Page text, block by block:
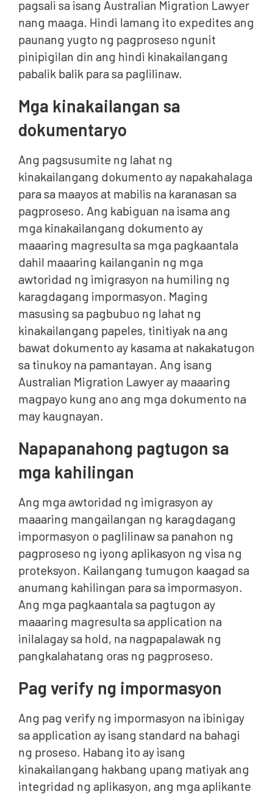
pagsali sa isang Australian Migration Lawyer
nang maaga. Hindi lamang ito expedites ang
paunang yugto ng pagproseso ngunit
pinipigilan din ang hindi kinakailangang
pabalik balik para sa paglilinaw.
Mga kinakailangan sa
dokumentaryo
Ang pagsusumite ng lahat ng
kinakailangang dokumento ay napakahalaga
para sa maayos at mabilis na karanasan sa
pagproseso. Ang kabiguan na isama ang
mga kinakailangang dokumento ay
maaaring magresulta sa mga pagkaantala
dahil maaaring kailanganin ng mga
awtoridad ng imigrasyon na humiling ng
karagdagang impormasyon. Maging
masusing sa pagbubuo ng lahat ng
kinakailangang papeles, tinitiyak na ang
bawat dokumento ay kasama at nakakatugon
sa tinukoy na pamantayan. Ang isang
Australian Migration Lawyer ay maaaring
magpayo kung ano ang mga dokumento na
may kaugnayan.
Napapanahong pagtugon sa
mga kahilingan
Ang mga awtoridad ng imigrasyon ay
maaaring mangailangan ng karagdagang
impormasyon o paglilinaw sa panahon ng
pagproseso ng iyong aplikasyon ng visa ng
proteksyon. Kailangang tumugon kaagad sa
anumang kahilingan para sa impormasyon.
Ang mga pagkaantala sa pagtugon ay
maaaring magresulta sa application na
inilalagay sa hold, na nagpapalawak ng
pangkalahatang oras ng pagproseso.
Pag verify ng impormasyon
Ang pag verify ng impormasyon na ibinigay
sa application ay isang standard na bahagi
ng proseso. Habang ito ay isang
kinakailangang hakbang upang matiyak ang
integridad ng aplikasyon, ang mga aplikante